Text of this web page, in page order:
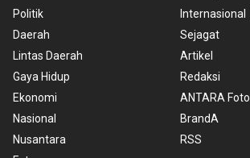
Politik
Daerah
Lintas Daerah
Gaya Hidup
Ekonomi
Nasional
Nusantara
Internasional
Sejagat
Artikel
Redaksi
ANTARA Foto
BrandA
RSS